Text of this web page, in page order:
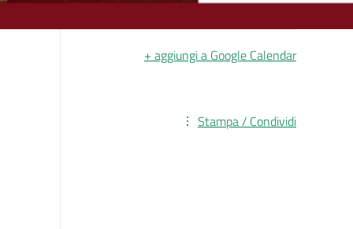
+ aggiungi a Google Calendar
Stampa / Condividi